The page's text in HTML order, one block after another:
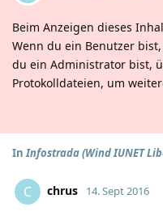
Beim Anzeigen dieses
Wenn du ein Benutzer
du ein Administrator bist,
Protokolldateien, um
InInfostrada (Wind IUNET
C chrus 14. Sept 2016